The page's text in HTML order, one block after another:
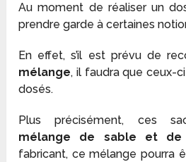
Au moment de réaliser un
prendre garde à certaines
En effet, s’il est prévu de
mélange, il faudra que ceux-
dosés.
Plus précisément, ces
mélange de sable et de
fabricant, ce mélange pourra